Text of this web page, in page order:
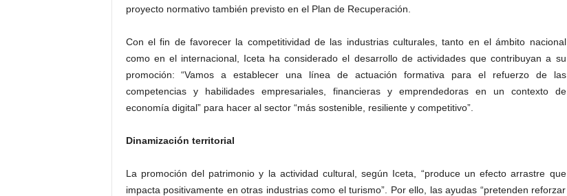
proyecto normativo también previsto en el Plan de Recuperación.
Con el fin de favorecer la competitividad de las industrias culturales, tanto en el ámbito nacional
como en el internacional, Iceta ha considerado el desarrollo de actividades que contribuyan a su
promoción: “Vamos a establecer una línea de actuación formativa para el refuerzo de las
competencias y habilidades empresariales, financieras y emprendedoras en un contexto de
economía digital” para hacer al sector “más sostenible, resiliente y competitivo”.
Dinamización territorial
La promoción del patrimonio y la actividad cultural, según Iceta, “produce un efecto arrastre que
impacta positivamente en otras industrias como el turismo”. Por ello, las ayudas “pretenden reforzar